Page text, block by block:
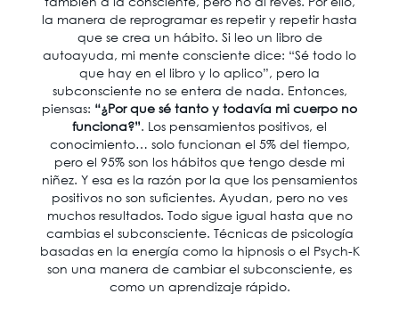
la manera de reprogramar es repetir y repetir hasta
que se crea un hábito. Si leo un libro de
autoayuda, mi mente consciente dice: “Sé todo lo
que hay en el libro y lo aplico”, pero la
subconsciente no se entera de nada. Entonces,
piensas: “¿Por que sé tanto y todavía mi cuerpo no
funciona?”. Los pensamientos positivos, el
conocimiento… solo funcionan el 5% del tiempo,
pero el 95% son los hábitos que tengo desde mi
niñez. Y esa es la razón por la que los pensamientos
positivos no son suficientes. Ayudan, pero no ves
muchos resultados. Todo sigue igual hasta que no
cambias el subconsciente. Técnicas de psicología
basadas en la energía como la hipnosis o el Psych-K
son una manera de cambiar el subconsciente, es
como un aprendizaje rápido.